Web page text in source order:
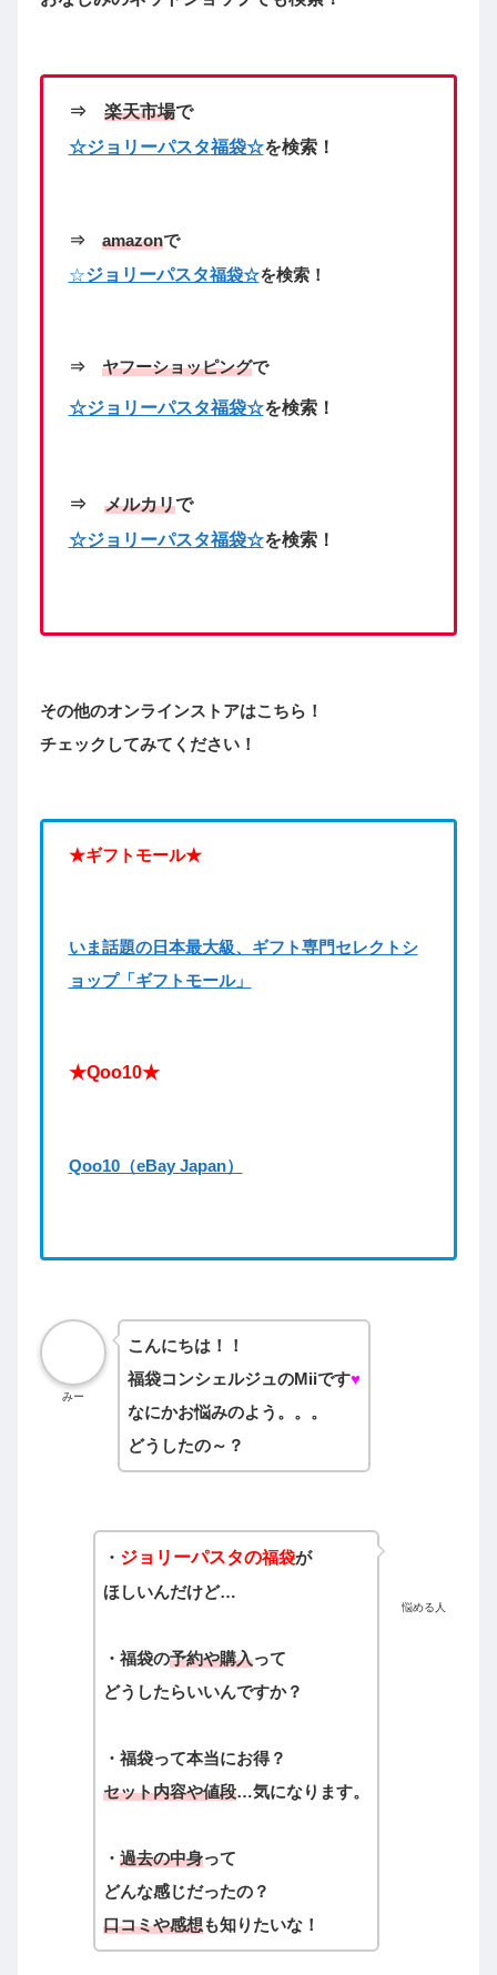
⇒ 楽天市場で
☆ジョリーパスタ福袋☆を検索！
⇒ amazonで
☆ジョリーパスタ福袋☆を検索！
⇒ ヤフーショッピングで
☆ジョリーパスタ福袋☆を検索！
⇒ メルカリで
☆ジョリーパスタ福袋☆を検索！
その他のオンラインストアはこちら！
チェックしてみてください！
★ギフトモール★
いま話題の日本最大級、ギフト専門セレクトシ
ョップ「ギフトモール」
★Qoo10★
Qoo10（eBay Japan）
みー
こんにちは！！
福袋コンシェルジュのMiiです♥
なにかお悩みのよう。。。
どうしたの～？
悩める人
・ ジョリーパスタの福袋が
ほしいんだけど…
・福袋の予約や購入って
どうしたらいいんですか？
・福袋って本当にお得？
セット内容や値段…気になります。
・ 過去の中身って
どんな感じだったの？
口コミや感想も知りたいな！